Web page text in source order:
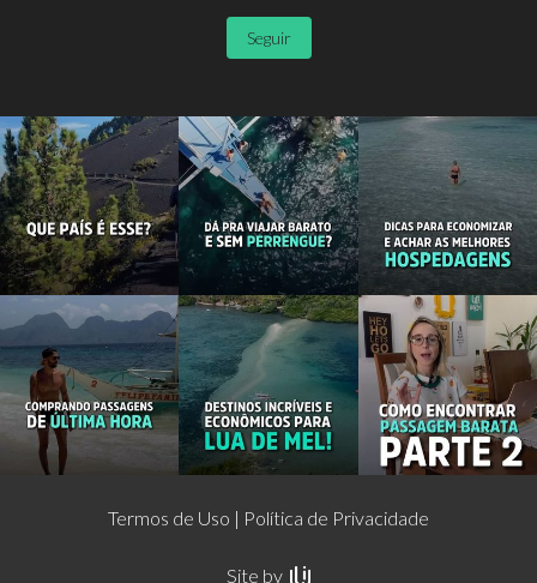
Seguir
Termos de Uso Política de Privacidade
Site by